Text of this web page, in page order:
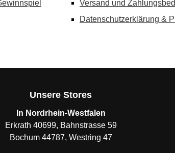
Versand und
Datenschutzerklärung &
Unsere Stores
In Nordrhein-Westfalen
Erkrath 40699, Bahnstrasse 59
Bochum 44787, Westring 47